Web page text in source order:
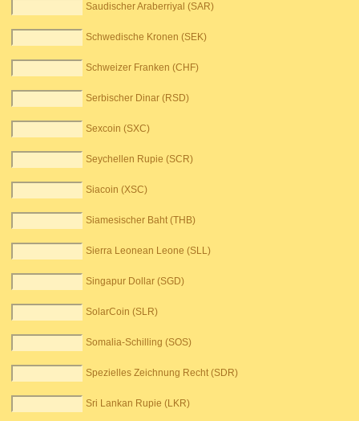
Saudischer Araberriyal (SAR)
Schwedische Kronen (SEK)
Schweizer Franken (CHF)
Serbischer Dinar (RSD)
Sexcoin (SXC)
Seychellen Rupie (SCR)
Siacoin (XSC)
Siamesischer Baht (THB)
Sierra Leonean Leone (SLL)
Singapur Dollar (SGD)
SolarCoin (SLR)
Somalia-Schilling (SOS)
Spezielles Zeichnung Recht (SDR)
Sri Lankan Rupie (LKR)